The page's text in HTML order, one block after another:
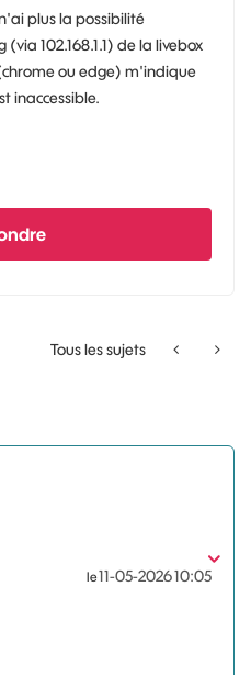
plus la possibilité
102.168.1.1) de la livebox
ou edge) m'indique
inaccessible.
Tous les sujets
le‎11-05-202610:05